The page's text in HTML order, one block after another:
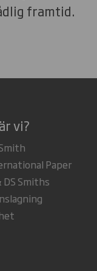
framtid.
vi?
Paper
DS Smiths